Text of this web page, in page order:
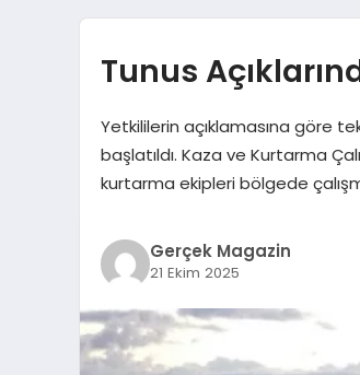
Tunus
Yetkililerin açıklamasına göre
başlatıldı. Kaza ve Kurtarma
kurtarma ekipleri bölgede
Gerçek Magazin
21 Ekim 2025